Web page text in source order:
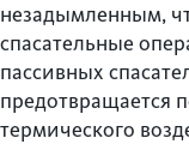
незадымленным,
спасательные
пассивных
предотвращается
термического